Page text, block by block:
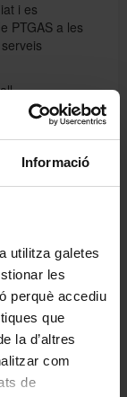
Informació
utilitza galetes
les
perquè accediu
que
la d’altres
com
de
i es
PTGAS a les
complicats,
seny i
o possible
i/o
el paper
a Gaza i